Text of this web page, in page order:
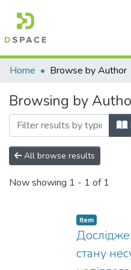
Communities & Collections
All of DSpace
Home Browse by Author
Browsing by
All browse results
Now showing 1 - 1 of 1
Item
стану